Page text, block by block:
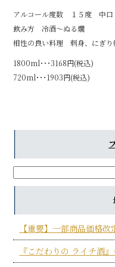
アルコール度数 １５度 中口
飲み方 冷酒～ぬる燗
相性の良い料理 刺身、にぎ
1800ml･･･3168円(税込)
720ml･･･1903円(税込)
【重要】一部商品価格
『こだわりの ライチ酒